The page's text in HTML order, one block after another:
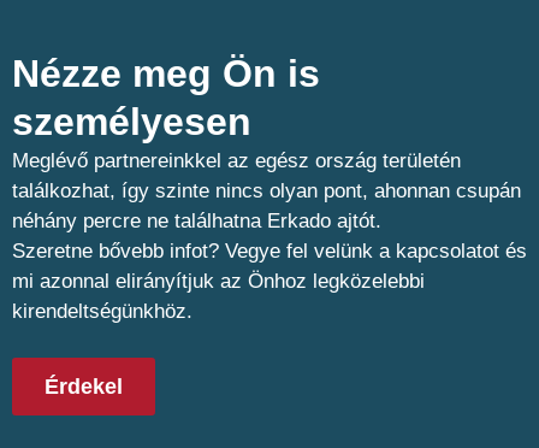
Nézze meg Ön is
személyesen​
Meglévő partnereinkkel az egész ország területén
találkozhat, így szinte nincs olyan pont, ahonnan csupán
néhány percre ne találhatna Erkado ajtót.
Szeretne bővebb infot? Vegye fel velünk a kapcsolatot és
mi azonnal elirányítjuk az Önhoz legközelebbi
kirendeltségünkhöz.
Érdekel